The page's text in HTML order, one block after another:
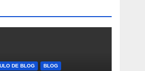
DE BLOG BLOG